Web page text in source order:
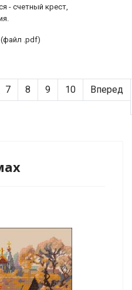
- счетный крест,
(файл .pdf)
7 8 9 10 Вперед